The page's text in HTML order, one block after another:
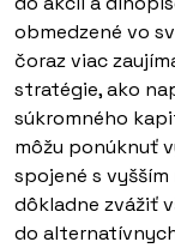
obmedzené vo
čoraz viac
stratégie, ako
súkromného
môžu ponúknuť
spojené s
dôkladne zvážiť
do